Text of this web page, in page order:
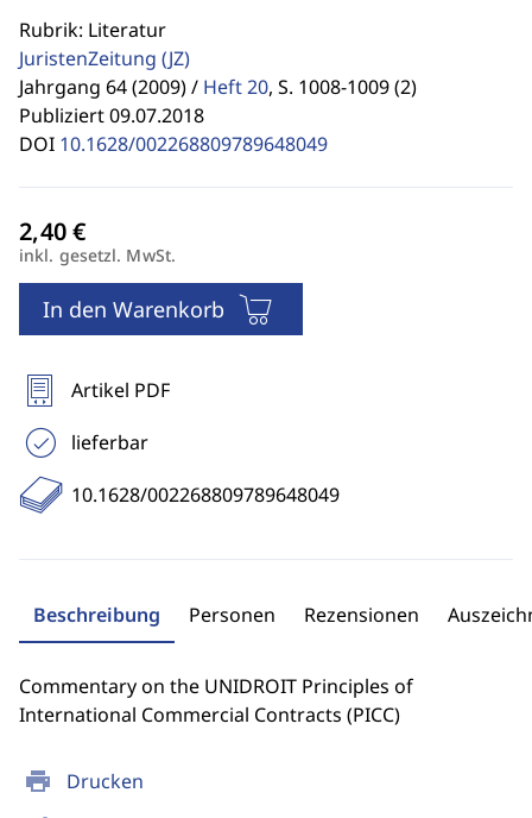
print Drucken
Rubrik: Literatur
JuristenZeitung (JZ)
Jahrgang 64 (2009) / Heft 20, S. 1008-1009 (2)
Publiziert 09.07.2018
DOI 10.1628/002268809789648049
inkl. gesetzl. MwSt.
In den Warenkorb
Artikel PDF
lieferbar
10.1628/002268809789648049
Beschreibung Personen Rezensionen
Commentary on the UNIDROIT Principles of
International Commercial Contracts (PICC)